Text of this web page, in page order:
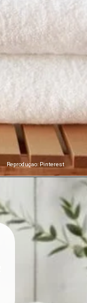
Reproduçao: Pinterest